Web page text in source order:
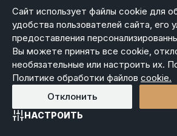
Сайт использует файлы cookie для
удобства пользователей сайта, его
предоставления
Вы можете принять все cookie,
необязательные или настроить их.
Политике обработки файлов cookie.
НАСТРОИТЬ
Отклонить
DIAMANTE
Режим работы менеджера интернет-
пн-чт 9.00-18.00, пт 9.00-17.00, сб-вс
Номер контактного телефона продавца
покупателей интернет-магазина), а
уполномоченного продавцом
покупателей интернет-магазина